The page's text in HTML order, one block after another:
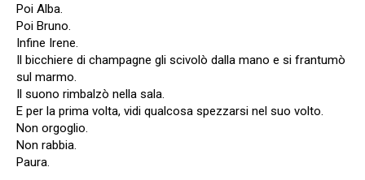
Poi Alba.
Poi Bruno.
Infine Irene.
Il bicchiere di champagne gli scivolò dalla mano e si frantumò
sul marmo.
Il suono rimbalzò nella sala.
E per la prima volta, vidi qualcosa spezzarsi nel suo volto.
Non orgoglio.
Non rabbia.
Paura.